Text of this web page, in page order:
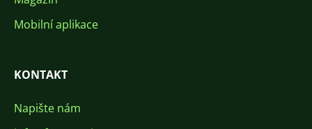
Mobilní aplikace
KONTAKT
Napište nám